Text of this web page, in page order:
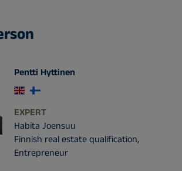
Pentti Hyttinen
EXPERT
Habita Joensuu
Finnish real estate qualification,
Entrepreneur